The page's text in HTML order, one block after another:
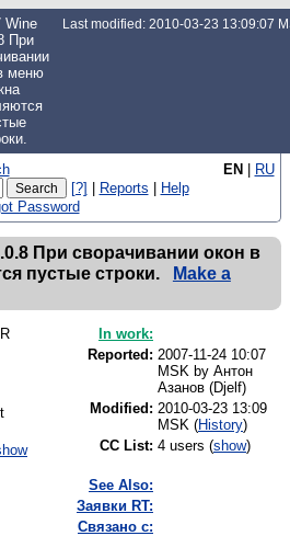
Wine
При
меню
Last modified: 2010-03-23 13:09:07
EN | RU
[?] | Reports | Help
Password
При сворачивании окон в
пустые строки.
Make a
In work:
Reported: 2007-11-24 10:07
MSK by Антон
Азанов (Djelf)
Modified: 2010-03-23 13:09
MSK (History)
CC List: 4 users (show)
See Also:
Заявки RT:
Связано с: